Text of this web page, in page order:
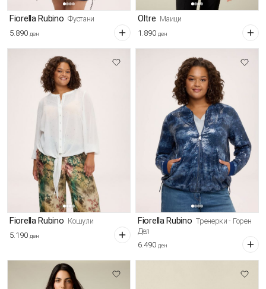
Fiorella Rubino Фустани
5.890 ден
Oltre Маици
1.890 ден
Fiorella Rubino Кошули
5.190 ден
Fiorella Rubino Тренерки - Горен
Дел
6.490 ден